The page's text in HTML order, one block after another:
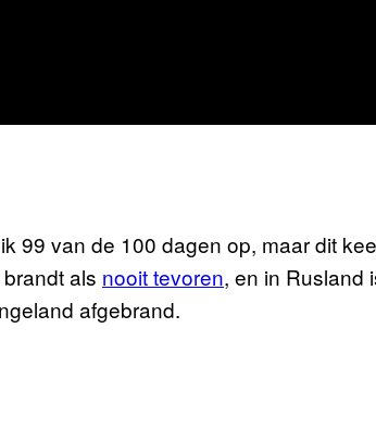
99 van de 100 dagen op, maar dit
als nooit tevoren, en in Rusland
afgebrand.